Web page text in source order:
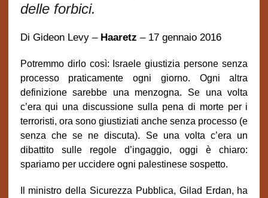
delle forbici.
Di Gideon Levy – Haaretz – 17 gennaio 2016
Potremmo dirlo così: Israele giustizia persone senza
processo praticamente ogni giorno. Ogni altra
definizione sarebbe una menzogna. Se una volta
c’era qui una discussione sulla pena di morte per i
terroristi, ora sono giustiziati anche senza processo (e
senza che se ne discuta). Se una volta c’era un
dibattito sulle regole d’ingaggio, oggi è chiaro:
spariamo per uccidere ogni palestinese sospetto.
Il ministro della Sicurezza Pubblica, Gilad Erdan, ha